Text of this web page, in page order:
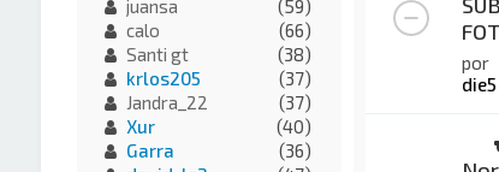
por
die5
juansa
(59)
calo
(66)
Santi gt
(38)
krlos205
(37)
Jandra_22
(37)
Xur
(40)
Garra
(36)